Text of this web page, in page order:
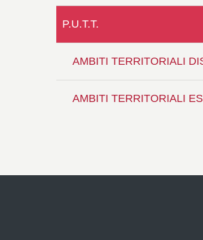
P.U.T.T.
AMBITI TERRITORIALI
AMBITI TERRITORIALI